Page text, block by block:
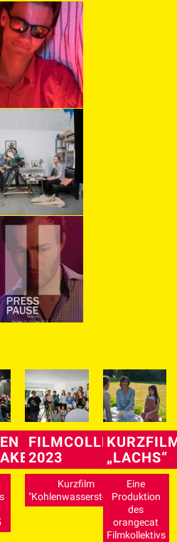
FILMCOLLEGE
2023
Kurzfilm
"Kohlenwasserstoffe"
„LACHS“
Eine
Produktion
des
orangecat
Filmkollektivs